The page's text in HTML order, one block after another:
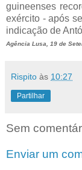
guineenses
exército - após
indicação de
Agência Lusa, 19 de
Rispito às 10:27
Partilhar
Sem
Enviar um